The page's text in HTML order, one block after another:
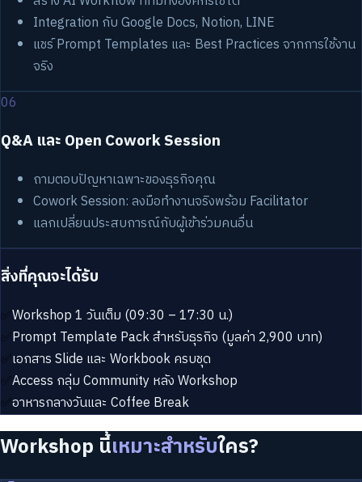
Integration กับ Google Docs, Notion, LINE
แชร์ Prompt Templates และ Best Practices จากการใช้งาน
จริง
06
Q&A และ Open Cowork Session
ถามตอบปัญหาเฉพาะของธุรกิจคุณ
Cowork Session: ลงมือทำงานจริงพร้อม Facilitator
แลกเปลี่ยนประสบการณ์กับผู้เข้าร่วมคนอื่น
สิ่งที่คุณจะได้รับ
✅Workshop 1 วันเต็ม (09:30 – 17:30 น.)
✅Prompt Template Pack สำหรับธุรกิจ (มูลค่า 2,900 บาท)
✅เอกสาร Slide และ Workbook ครบชุด
✅Access กลุ่ม Community หลัง Workshop
✅อาหารกลางวันและ Coffee Break
Workshop นี้เหมาะสำหรับใคร?